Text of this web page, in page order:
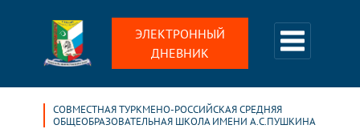
ЭЛЕКТРОННЫЙ
ДНЕВНИК
СОВМЕСТНАЯ ТУРКМЕНО-РОССИЙСКАЯ СРЕДНЯЯ
ОБЩЕОБРАЗОВАТЕЛЬНАЯ ШКОЛА ИМЕНИ А.С.ПУШКИНА